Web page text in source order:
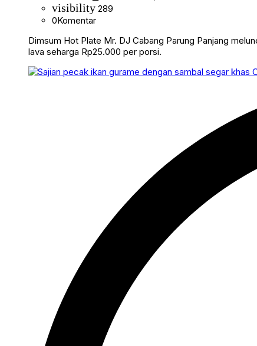
visibility 289
0Komentar
Dimsum Hot Plate Mr. DJ Cabang Parung Panjang
lava seharga Rp25.000 per porsi.